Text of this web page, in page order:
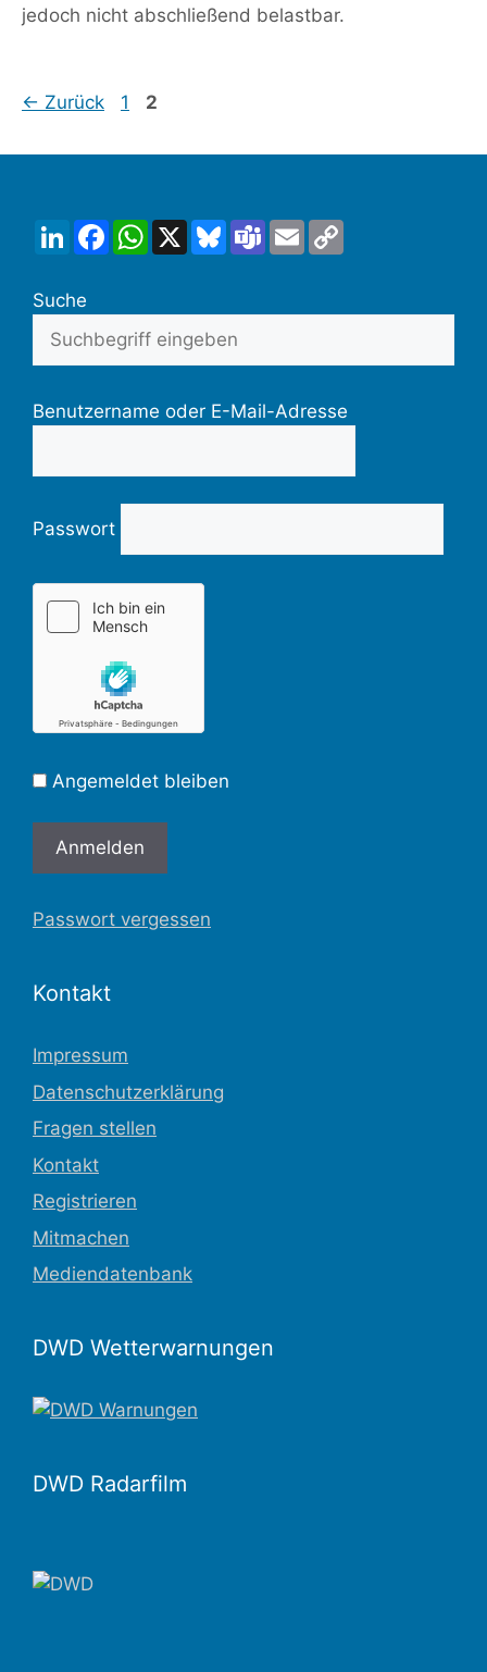
jedoch nicht abschließend belastbar.
← Zurück Seite
1 Seite
2
LinkedInFacebookWhatsApp
X BlueskyTeamsEmail
Suche
Benutzername oder E-Mail-Adresse
Passwort
Angemeldet bleiben
Passwort vergessen
Kontakt
Impressum
Datenschutzerklärung
Fragen stellen
Kontakt
Registrieren
Mitmachen
Mediendatenbank
DWD Wetterwarnungen
DWD Radarfilm